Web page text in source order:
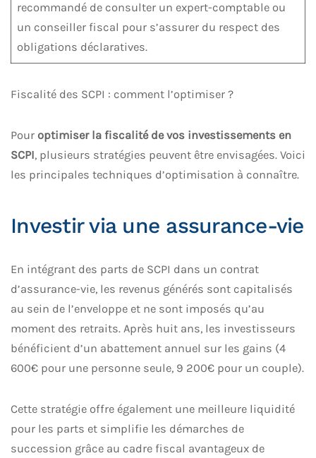
recommandé de consulter un expert-comptable ou
un conseiller fiscal pour s’assurer du respect des
obligations déclaratives.
Fiscalité des SCPI : comment l’optimiser ?
Pour optimiser la fiscalité de vos investissements en
SCPI, plusieurs stratégies peuvent être envisagées. Voici
les principales techniques d’optimisation à connaître.
Investir via une assurance-vie
En intégrant des parts de SCPI dans un contrat
d’assurance-vie, les revenus générés sont capitalisés
au sein de l’enveloppe et ne sont imposés qu’au
moment des retraits. Après huit ans, les investisseurs
bénéficient d’un abattement annuel sur les gains (4
600€ pour une personne seule, 9 200€ pour un couple).
Cette stratégie offre également une meilleure liquidité
pour les parts et simplifie les démarches de
succession grâce au cadre fiscal avantageux de